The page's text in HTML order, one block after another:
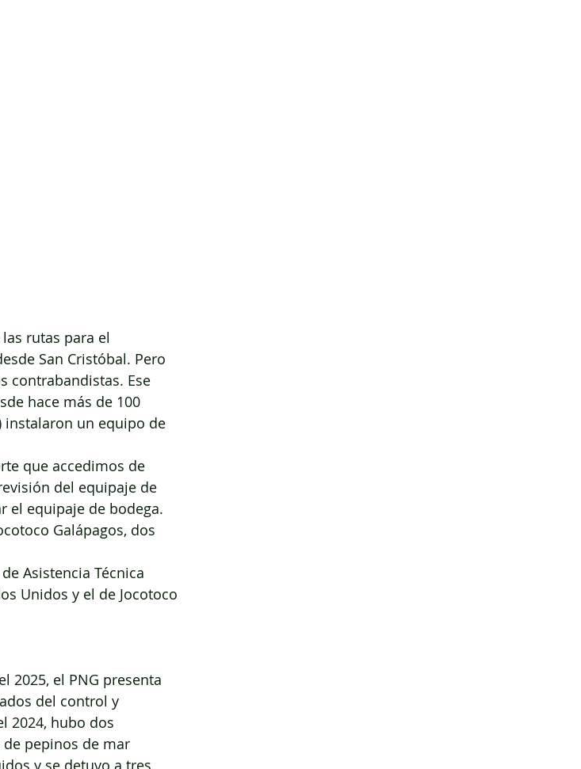
rutas para el
San Cristóbal. Pero
contrabandistas. Ese
hace más de 100
instalaron un equipo de
que accedimos de
del equipaje de
el equipaje de bodega.
Galápagos, dos
Asistencia Técnica
Unidos y el de Jocotoco
2025, el PNG presenta
del control y
2024, hubo dos
pepinos de mar